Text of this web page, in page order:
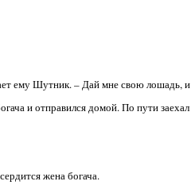
ему Шутник. – Дай мне свою лошадь,
и отправился домой. По пути
жена богача.